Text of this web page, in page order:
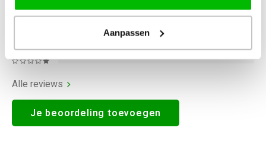
Aanpassen
Alle reviews
Je beoordeling toevoegen